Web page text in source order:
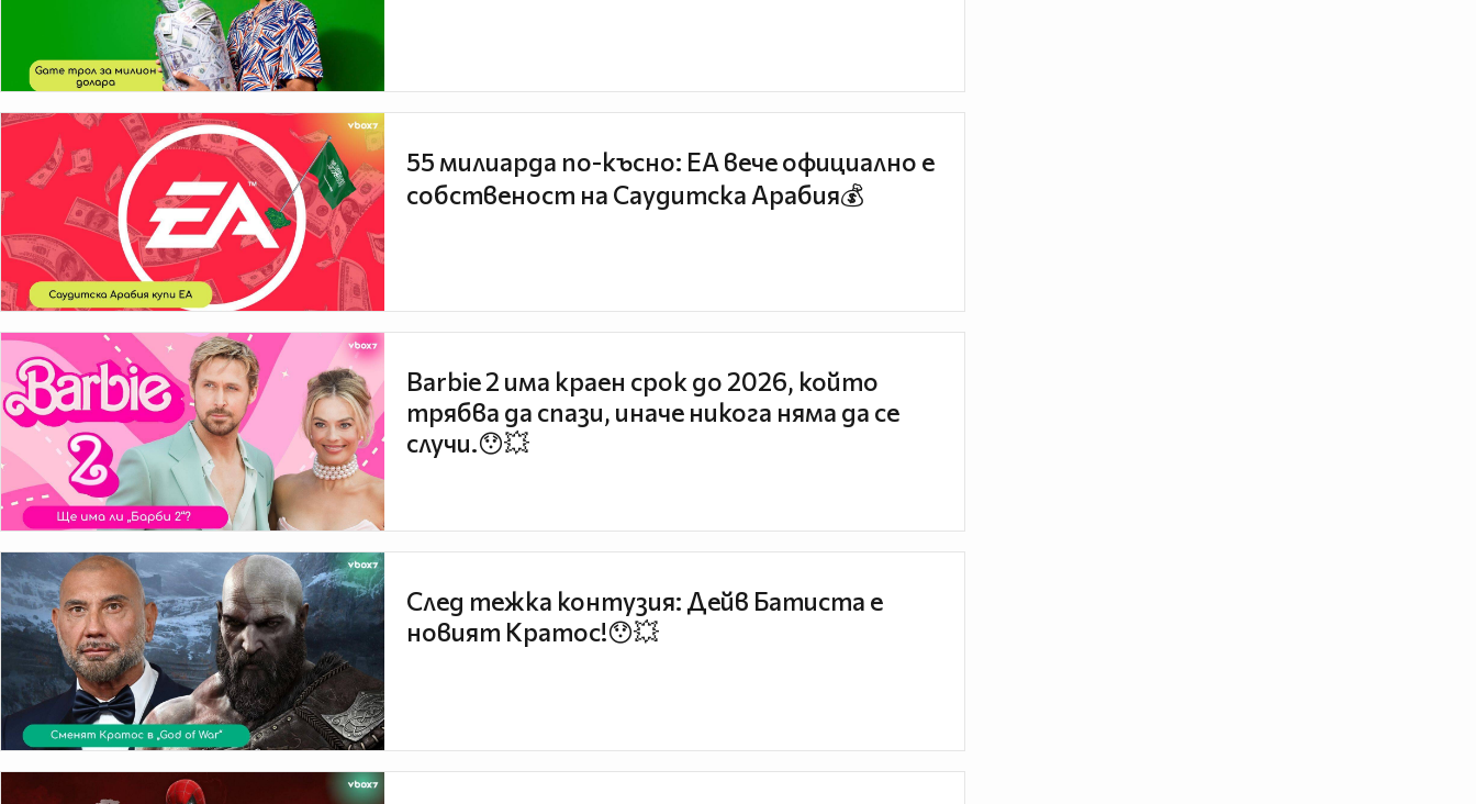
55 милиарда по-късно: EA вече официално е
собственост на Саудитска Арабия💰
Barbie 2 има краен срок до 2026, който
трябва да спази, иначе никога няма да се
случи.😯💥
След тежка контузия: Дейв Батиста е
новият Кратос!😯💥